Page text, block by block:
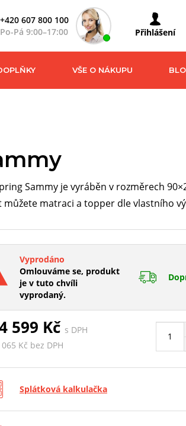
+420 607 800 100
Po-Pá 9:00–17:00
Přihlášení
VŠE O NÁKUPU
Sammy je vyráběn v rozměrech
můžete matraci a topper dle vlastního
Vyprodáno
Omlouváme se, produkt
je v tuto chvíli
vyprodaný.
599 Kč s DPH
065 Kč bez DPH
Splátková kalkulačka